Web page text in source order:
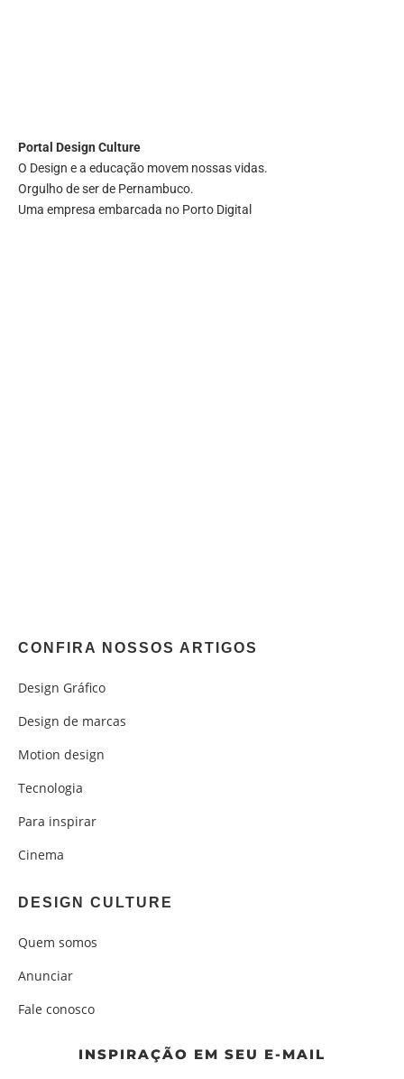
Portal Design Culture
O Design e a educação movem nossas vidas.
Orgulho de ser de Pernambuco.
Uma empresa embarcada no Porto Digital
CONFIRA NOSSOS ARTIGOS
Design Gráfico
Design de marcas
Motion design
Tecnologia
Para inspirar
Cinema
DESIGN CULTURE
Quem somos
Anunciar
Fale conosco
INSPIRAÇÃO EM SEU E-MAIL